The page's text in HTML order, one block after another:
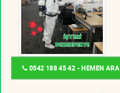
0542 188 45 42 - HEMEN ARA